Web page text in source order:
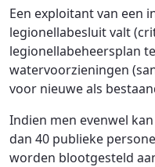
Een exploitant van een
legionellabesluit valt
legionellabeheersplan
watervoorzieningen
voor nieuwe als
Indien men evenwel
dan 40 publieke
worden blootgesteld